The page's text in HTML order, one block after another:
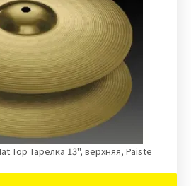
Top Тарелка 13'', верхняя, Paiste